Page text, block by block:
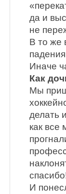
да и
не
В то же
Иначе
Как
Мы
делать
как все
И